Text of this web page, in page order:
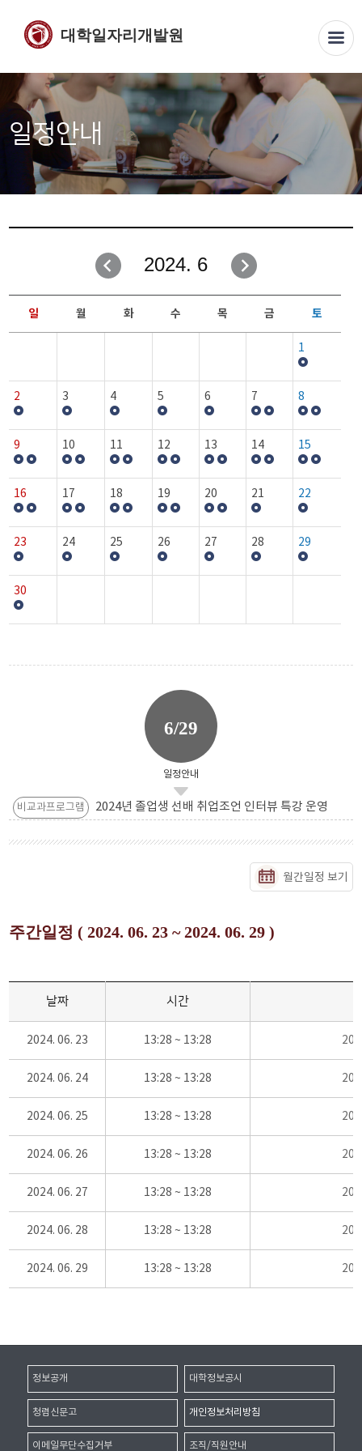
대학일자리개발원
일정안내
2024. 6
일 월 화 수 목 금 토
1
2 3 4 5 6 7 8
9 10 11 12 13 14 15
16 17 18 19 20 21 22
23 24 25 26 27 28 29
30
6/29
일정안내
비교과프로그램 2024년 졸업생 선배 취업조언 인터뷰 특강 운영
월간일정 보기
주간일정 ( 2024. 06. 23 ~ 2024. 06. 29 )
날짜 시간
2024. 06. 23 13:28 ~ 13:28
2024. 06. 24 13:28 ~ 13:28
2024. 06. 25 13:28 ~ 13:28
2024. 06. 26 13:28 ~ 13:28
2024. 06. 27 13:28 ~ 13:28
2024. 06. 28 13:28 ~ 13:28
2024. 06. 29 13:28 ~ 13:28
정보공개 대학정보공시
청렴신문고 개인정보처리방침
이메일무단수집거부 조직/직원안내